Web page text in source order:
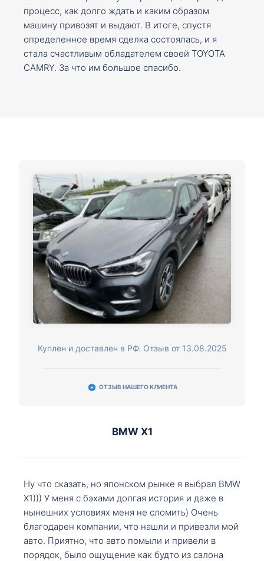
процесс, как долго ждать и каким образом
машину привозят и выдают. В итоге, спустя
определенное время сделка состоялась, и я
стала счастливым обладателем своей TOYOTA
CAMRY. За что им большое спасибо.
Куплен и доставлен в РФ. Отзыв от 13.08.2025
ОТЗЫВ НАШЕГО КЛИЕНТА
BMW X1
Ну что сказать, но японском рынке я выбрал BMW
X1))) У меня с бэхами долгая история и даже в
нынешних условиях меня не сломить) Очень
благодарен компании, что нашли и привезли мой
авто. Приятно, что авто помыли и привели в
порядок, было ощущение как будто из салона